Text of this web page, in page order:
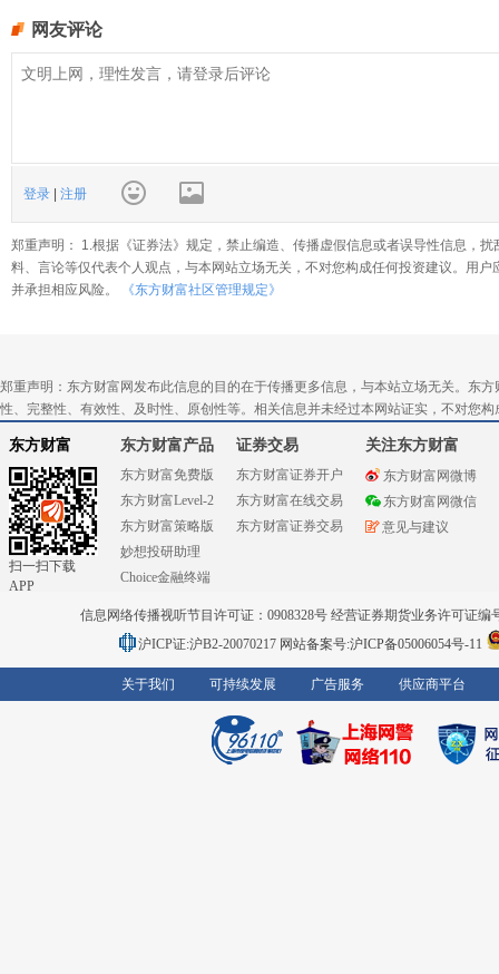
网友评论
登录 | 注册
郑重声明： 1.根据《证券法》规定，禁止编造、传播虚假信息或者误导性信息，
料、言论等仅代表个人观点，与本网站立场无关，不对您构成任何投资建议。用
并承担相应风险。
《东方财富社区管理规定》
郑重声明：东方财富网发布此信息的目的在于传播更多信息，与本站立场无关。东
性、完整性、有效性、及时性、原创性等。相关信息并未经过本网站证实，不对您
东方财富
扫一扫下载
APP
东方财富产品
东方财富免费版
东方财富Level-2
东方财富策略版
妙想投研助理
Choice金融终端
证券交易
东方财富证券开户
东方财富在线交易
东方财富证券交易
关注东方财富
东方财富网微博
东方财富网微信
意见与建议
信息网络传播视听节目许可证：0908328号 经营证券期货业务许可证编
沪ICP证:沪B2-20070217 网站备案号:沪ICP备05006054号-11
关于我们 可持续发展 广告服务 供应商平台